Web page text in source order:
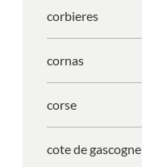
corbieres
cornas
corse
cote de gascogne